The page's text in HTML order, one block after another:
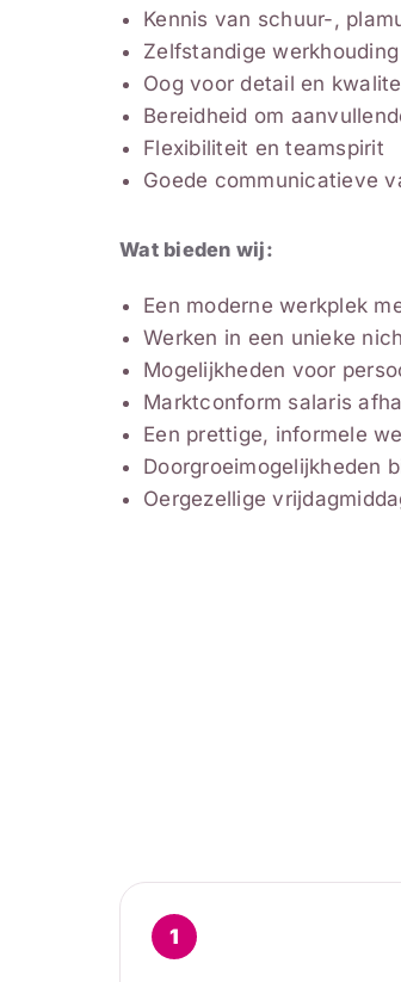
Kennis van schuur-,
Zelfstandige
Oog voor detail en
Bereidheid om
Flexibiliteit en teamspirit
Goede communicatieve
Wat bieden wij:
Een moderne werkplek
Werken in een unieke
Mogelijkheden voor
Marktconform salaris
Een prettige, informele
Doorgroeimogelijkheden
Oergezellige
1